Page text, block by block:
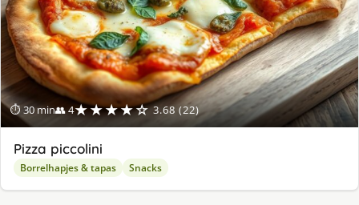
⏱ 30 min👥 4★★★★☆ 3.68 (22)
Pizza piccolini
Borrelhapjes & tapas Snacks